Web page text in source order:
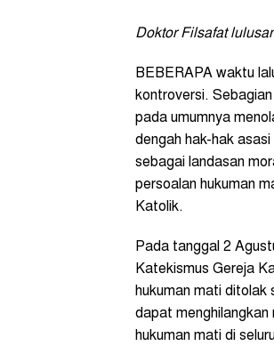
Doktor Filsafat
BEBERAPA waktu
kontroversi.
pada umumnya
dengah hak-hak
sebagai landasan
persoalan hukuman
Katolik.
Pada tanggal 2
Katekismus Gereja
hukuman mati ditolak
dapat
hukuman mati di